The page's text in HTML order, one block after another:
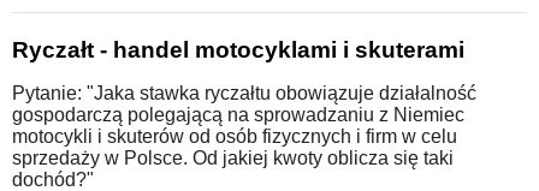
Ryczałt - handel motocyklami i skuterami
Pytanie: "Jaka stawka ryczałtu obowiązuje działalność
gospodarczą polegającą na sprowadzaniu z Niemiec
motocykli i skuterów od osób fizycznych i firm w celu
sprzedaży w Polsce. Od jakiej kwoty oblicza się taki
dochód?"